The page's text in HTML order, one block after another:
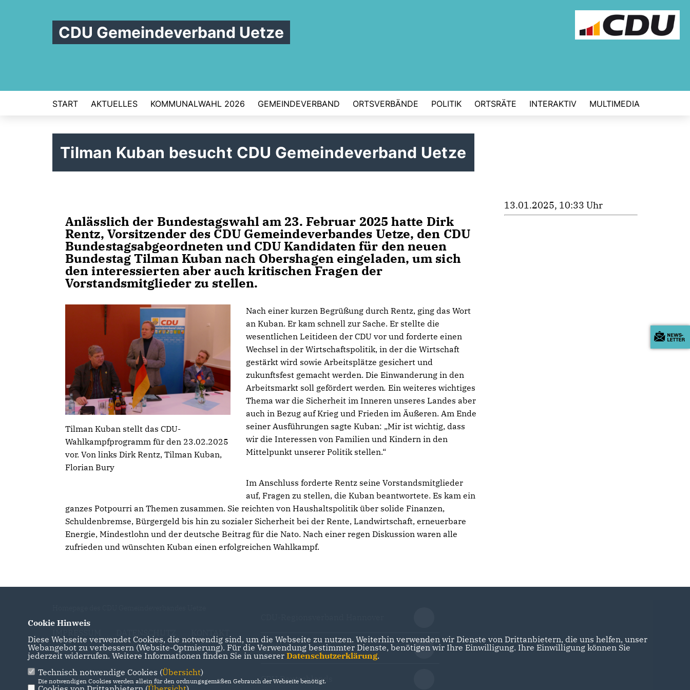
CDU Gemeindeverband Uetze
START AKTUELLES KOMMUNALWAHL 2026 GEMEINDEVERBAND ORTSVERBÄNDE POLITIK ORTSRÄTE INTERAKTIV MULTIMEDIA
Tilman Kuban besucht CDU Gemeindeverband Uetze
Anlässlich der Bundestagswahl am 23. Februar 2025 hatte Dirk
Rentz, Vorsitzender des CDU Gemeindeverbandes Uetze, den CDU
Bundestagsabgeordneten und CDU Kandidaten für den neuen
Bundestag Tilman Kuban nach Obershagen eingeladen, um sich
den interessierten aber auch kritischen Fragen der
Vorstandsmitglieder zu stellen.
Tilman Kuban stellt das CDU-
Wahlkampfprogramm für den 23.02.2025
vor. Von links Dirk Rentz, Tilman Kuban,
Florian Bury
Nach einer kurzen Begrüßung durch Rentz, ging das Wort
an Kuban. Er kam schnell zur Sache. Er stellte die
wesentlichen Leitideen der CDU vor und forderte einen
Wechsel in der Wirtschaftspolitik, in der die Wirtschaft
gestärkt wird sowie Arbeitsplätze gesichert und
zukunftsfest gemacht werden. Die Einwanderung in den
Arbeitsmarkt soll gefördert werden. Ein weiteres wichtiges
Thema war die Sicherheit im Inneren unseres Landes aber
auch in Bezug auf Krieg und Frieden im Äußeren. Am Ende
seiner Ausführungen sagte Kuban: „Mir ist wichtig, dass
wir die Interessen von Familien und Kindern in den
Mittelpunkt unserer Politik stellen.“
Im Anschluss forderte Rentz seine Vorstandsmitglieder
auf, Fragen zu stellen, die Kuban beantwortete. Es kam ein
ganzes Potpourri an Themen zusammen. Sie reichten von Haushaltspolitik über solide Finanzen,
Schuldenbremse, Bürgergeld bis hin zu sozialer Sicherheit bei der Rente, Landwirtschaft, erneuerbare
Energie, Mindestlohn und der deutsche Beitrag für die Nato. Nach einer regen Diskussion waren alle
zufrieden und wünschten Kuban einen erfolgreichen Wahlkampf.
13.01.2025, 10:33 Uhr
CDU in Niedersachsen
CDU Deutschlands
Cookie Hinweis
Diese Webseite verwendet Cookies, die notwendig sind, um die Webseite zu nutzen. Weiterhin verwenden wir Dienste von Drittanbietern, die uns helfen, unser
Webangebot zu verbessern (Website-Optmierung). Für die Verwendung bestimmter Dienste, benötigen wir Ihre Einwilligung. Ihre Einwilligung können Sie
jederzeit widerrufen. Weitere Informationen finden Sie in unserer Datenschutzerklärung.
Technisch notwendige Cookies (Übersicht)
Die notwendigen Cookies werden allein für den ordnungsgemäßen Gebrauch der Webseite benötigt.